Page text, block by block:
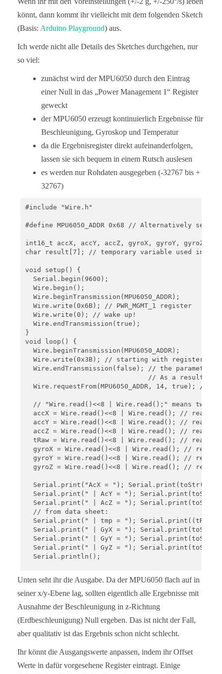
könnt, dann kommt ihr vielleicht mit dem folgenden Sketch
(Basis: Arduino Playground) aus.
Ich werde nicht alle Details des Sketches durchgehen, nur
so viel:
zunächst wird der MPU6050 durch den Eintrag
einer Null in das „Power Management 1“ Register
geweckt
der MPU6050 erzeugt kontinuierlich Ergebnisse für
Beschleunigung, Gyroskop und Temperatur
da die Ergebnisregister direkt aufeinanderfolgen,
lassen sie sich bequem in einem Rutsch auslesen
es werden nur Rohdaten ausgegeben (-32767 bis +
32767)
#include "Wire.h"
#define MPU6050_ADDR 0x68 // Alternatively set
int16_t accX, accY, accZ, gyroX, gyroY, gyroZ,
char result[7]; // temporary variable used in
void setup() {
  Serial.begin(9600);
  Wire.begin();
  Wire.beginTransmission(MPU6050_ADDR);
  Wire.write(0x6B); // PWR_MGMT_1 register
  Wire.write(0); // wake up!
  Wire.endTransmission(true);
}
void loop() {
  Wire.beginTransmission(MPU6050_ADDR);
Wire.write(0x3B); // starting with register
Wire.endTransmission(false); // the parameter
// As a result,
Wire.requestFrom(MPU6050_ADDR, 14, true); //
// "Wire.read()<<8 | Wire.read();" means two
accX = Wire.read()<<8 | Wire.read(); //
accY = Wire.read()<<8 | Wire.read(); //
accZ = Wire.read()<<8 | Wire.read(); //
tRaw = Wire.read()<<8 | Wire.read(); //
gyroX = Wire.read()<<8 | Wire.read(); //
gyroY = Wire.read()<<8 | Wire.read(); //
gyroZ = Wire.read()<<8 | Wire.read(); //
Serial.print("AcX = ");
Serial.print(" | AcY = ");
Serial.print(" | AcZ = ");
  // from data sheet:
Serial.print(" | tmp = "); Serial.print((tRaw
Serial.print(" | GyX = ");
Serial.print(" | GyY = ");
Serial.print(" | GyZ = ");
  Serial.println();
}
  sprintf(result, "%6d", character);
  return result;
Unten seht ihr die Ausgabe. Da der MPU6050 flach auf in
seiner x/y-Ebene lag, sollten eigentlich alle Ergebnisse mit
Ausnahme der Beschleunigung in z-Richtung
(Erdbeschleunigung) Null ergeben. Das ist nicht der Fall,
aber qualitativ ist das Ergebnis schon nicht schlecht.
Ihr könnt die Ausgangswerte anpassen, indem ihr Offset
Werte in dafür vorgesehene Register eintragt. Einige